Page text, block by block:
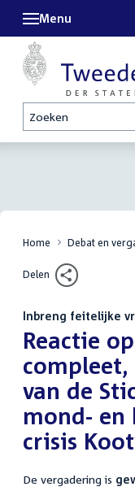
Zoeken
Menu
Home Debat en
Delen
Inbreng feitelijke
:Reactie
van de
mond- en
crisis
De vergadering is